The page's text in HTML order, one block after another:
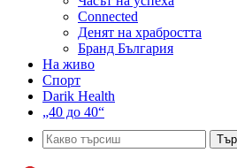
Connected
Денят на храбростта
Бранд България
На живо
Спорт
Darik Health
„40 до 40“